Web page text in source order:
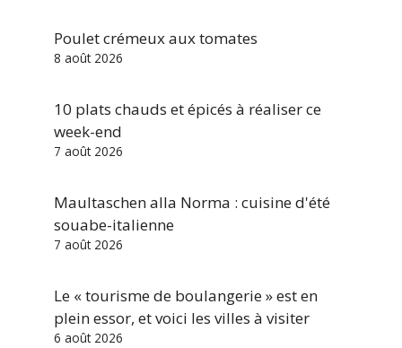
Poulet crémeux aux tomates
8 août 2026
10 plats chauds et épicés à réaliser ce
week-end
7 août 2026
Maultaschen alla Norma : cuisine d'été
souabe-italienne
7 août 2026
Le « tourisme de boulangerie » est en
plein essor, et voici les villes à visiter
6 août 2026